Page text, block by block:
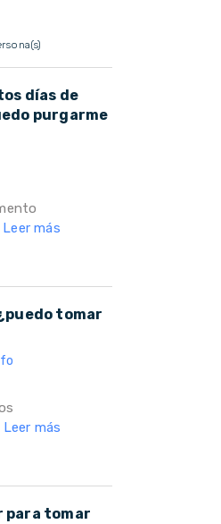
días de
purgarme
Leer más
tomar
Leer más
para tomar